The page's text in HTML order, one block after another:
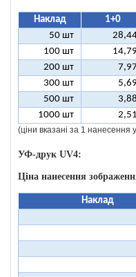
Наклад 1+0
50 шт
100 шт
14,79
200 шт
7,97
300 шт
5,69
500 шт
3,88
1000 шт
2,51
(ціни вказані за 1
УФ-друк UV4:
Ціна нанесення
Наклад